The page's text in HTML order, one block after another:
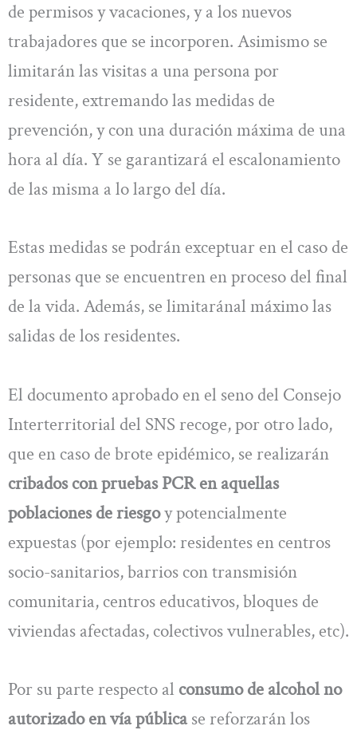
de permisos y vacaciones, y a los nuevos
trabajadores que se incorporen. Asimismo se
limitarán las visitas a una persona por
residente, extremando las medidas de
prevención, y con una duración máxima de una
hora al día. Y se garantizará el escalonamiento
de las misma a lo largo del día.
Estas medidas se podrán exceptuar en el caso de
personas que se encuentren en proceso del final
de la vida. Además, se limitaránal máximo las
salidas de los residentes.
El documento aprobado en el seno del Consejo
Interterritorial del SNS recoge, por otro lado,
que en caso de brote epidémico, se realizarán
cribados con pruebas PCR en aquellas
poblaciones de riesgoy potencialmente
expuestas (por ejemplo: residentes en centros
socio-sanitarios, barrios con transmisión
comunitaria, centros educativos, bloques de
viviendas afectadas, colectivos vulnerables, etc).
Por su parte respecto al consumo de alcohol no
autorizado en vía públicase reforzarán los